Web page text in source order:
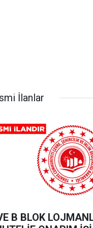
İlanlar
B BLOK